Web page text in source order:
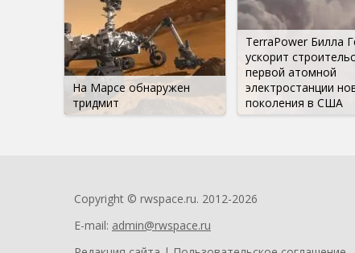
На Марсе обнаружен
тридмит
TerraPower Билла
ускорит
первой атомной
электростанции
поколения в США
Copyright © rwspace.ru. 2012-2026
E-mail: admin@rwspace.ru